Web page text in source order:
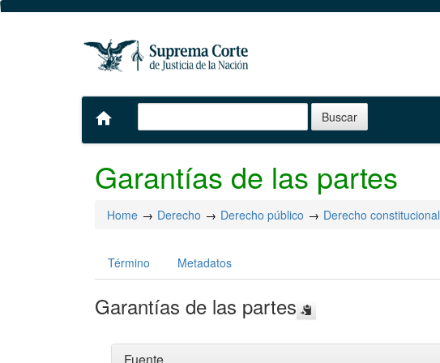
home
Garantías de las partes
Home Derecho Derecho público Derecho constitucional
Término Metadatos
Garantías de las partes